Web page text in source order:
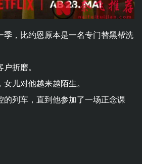
季，比约恩原本是一名专门替黑帮洗
折磨。
儿对他越来越陌生。
的列车，直到他参加了一场正念课